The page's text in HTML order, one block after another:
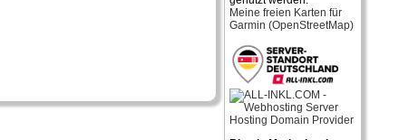
Meine freien Karten für
Garmin (OpenStreetMap)